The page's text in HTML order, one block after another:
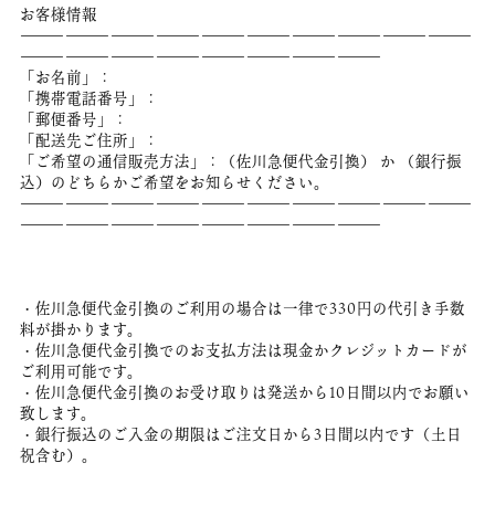
お客様情報
――――――――――――――――――――――――――――――
――――――――――――――――――――――――
「お名前」：
「携帯電話番号」：
「郵便番号」：
「配送先ご住所」：
「ご希望の通信販売方法」：（佐川急便代金引換） か （銀行振
込）のどちらかご希望をお知らせください。
――――――――――――――――――――――――――――――
――――――――――――――――――――――――
・佐川急便代金引換のご利用の場合は一律で330円の代引き手数
料が掛かります。
・佐川急便代金引換でのお支払方法は現金かクレジットカードが
ご利用可能です。
・佐川急便代金引換のお受け取りは発送から10日間以内でお願い
致します。
・銀行振込のご入金の期限はご注文日から3日間以内です（土日
祝含む）。